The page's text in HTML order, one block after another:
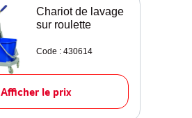
Chariot de lavage
sur roulette
Code : 430614
Afficher le prix